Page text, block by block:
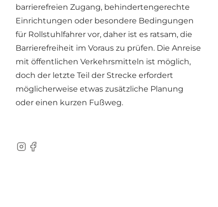
barrierefreien Zugang, behindertengerechte
Einrichtungen oder besondere Bedingungen
für Rollstuhlfahrer vor, daher ist es ratsam, die
Barrierefreiheit im Voraus zu prüfen. Die Anreise
mit öffentlichen Verkehrsmitteln ist möglich,
doch der letzte Teil der Strecke erfordert
möglicherweise etwas zusätzliche Planung
oder einen kurzen Fußweg.
Instagram
Facebook